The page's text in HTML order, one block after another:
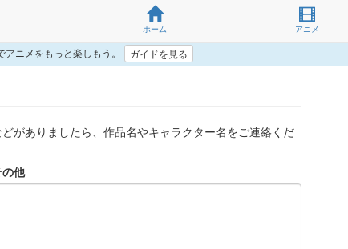
ホーム アニメ
アニメをもっと楽しもう。 ガイドを見る
がありましたら、作品名やキャラクター名をご連絡くだ
他